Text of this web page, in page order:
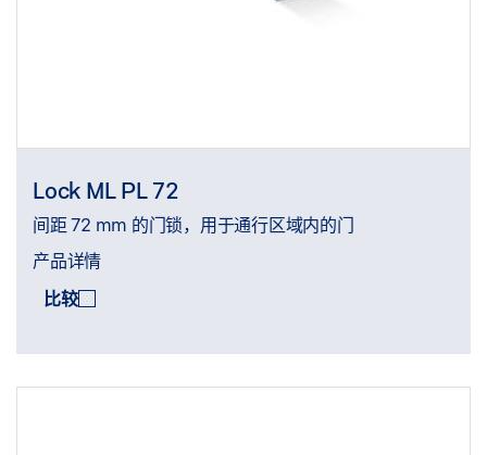
Lock ML PL 72
间距 72 mm 的门锁，用于通行区域内的门
产品详情
比较